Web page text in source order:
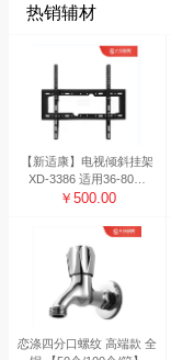
热销辅材
【新适康】电视倾斜挂架
XD-3386 适用36-80寸
（10副装）
￥500.00
恋涤四分口螺纹 高端款 全